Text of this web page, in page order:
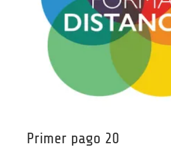
Primer pago 20